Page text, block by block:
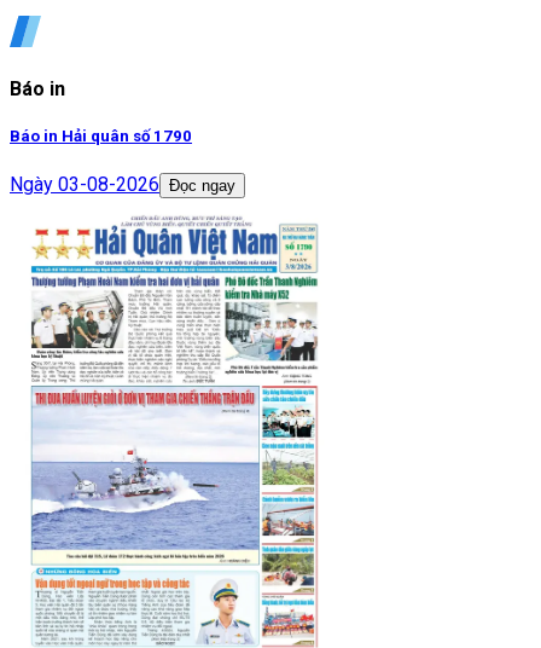
Báo in
Báo in Hải quân số 1790
Ngày 03-08-2026 Đọc ngay